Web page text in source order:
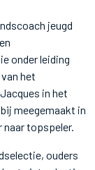
jeugd
onder leiding
het
in het
meegemaakt in
topspeler.
ouders